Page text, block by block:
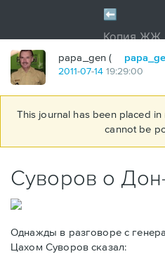
papa_gen (
2011-07-14 19:29:00
This journal has been placed
cannot be
Суворов о
Однажды в разговоре с
Цахом Суворов сказал: